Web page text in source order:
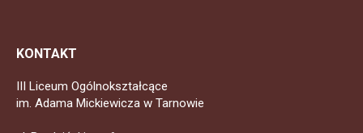
KONTAKT
III Liceum Ogólnokształcące
im. Adama Mickiewicza w Tarnowie